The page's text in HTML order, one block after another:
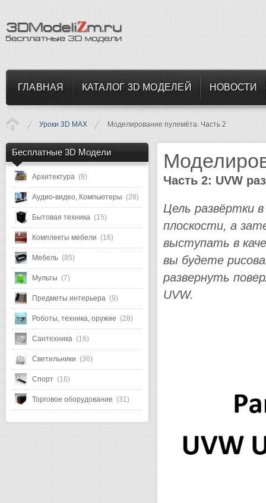
ГЛАВНАЯ КАТАЛОГ 3D МОДЕЛЕЙ НОВОСТИ
Уроки 3D MAX Моделирование пулемёта. Часть 2
Бесплатные 3D Модели
Архитектура (8)
Аудио-видео, Компьютеры (28)
Бытовая техника (15)
Комплекты мебели (16)
Мебель (85)
Мульты (7)
Предметы интерьера (9)
Роботы, техника, оружие (28)
Сантехника (16)
Светильники (36)
Спорт (16)
Торговое оборудование (31)
Часть 2: UVW
Цель развёртки
плоскости, а
выступать в
вы будете
развернуть
UVW.